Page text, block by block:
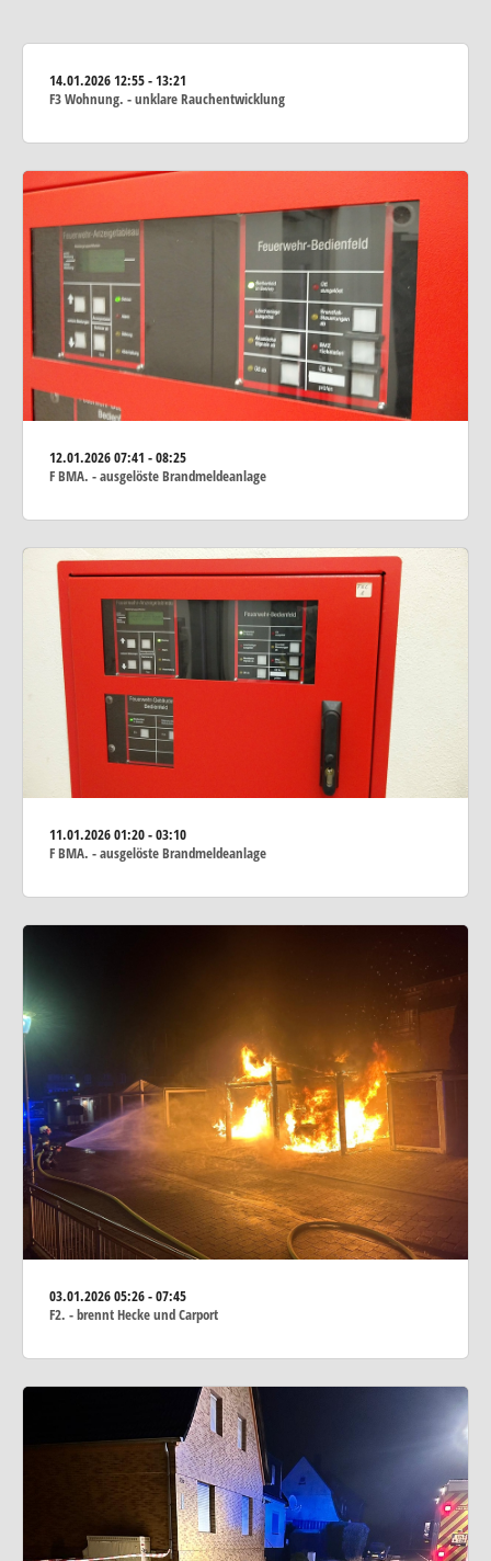
14.01.202612:55 - 13:21
F3 Wohnung. - unklare Rauchentwicklung
12.01.202607:41 - 08:25
F BMA. - ausgelöste Brandmeldeanlage
11.01.202601:20 - 03:10
F BMA. - ausgelöste Brandmeldeanlage
03.01.202605:26 - 07:45
F2. - brennt Hecke und Carport